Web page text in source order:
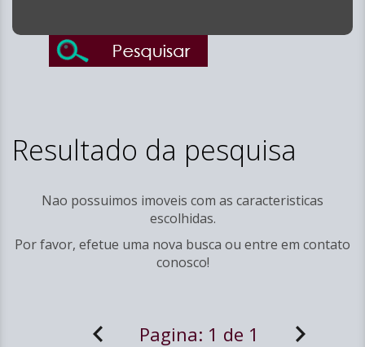
Resultado da pesquisa
Nao possuimos imoveis com as caracteristicas
escolhidas.
Por favor, efetue uma nova busca ou entre em contato
conosco!
Pagina: 1 de 1